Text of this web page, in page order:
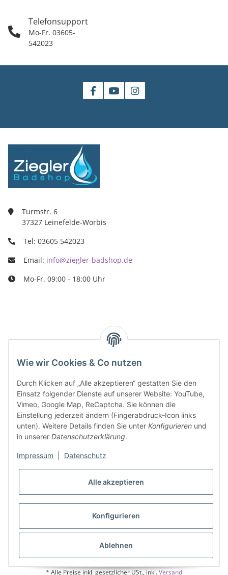
Wie wir Cookies & Co nutzen
Durch Klicken auf „Alle akzeptieren“ gestatten Sie den
Einsatz folgender Dienste auf unserer Website: YouTube,
Vimeo, Google Map, ReCaptcha. Sie können die
Einstellung jederzeit ändern (Fingerabdruck-Icon links
unten). Weitere Details finden Sie unter Konfigurieren und
in unserer Datenschutzerklärung.
Impressum Datenschutz
Alle akzeptieren
Konfigurieren
Ablehnen
Telefonsupport
Mo-Fr. 03605-
542023
Turmstr. 6
37327 Leinefelde-Worbis
Tel: 03605 542023
Email: info@ziegler-badshop.de
Mo-Fr. 09:00 - 18:00 Uhr
Turmstr. 6
03605/542023
info@ziegler-badshop.de
Informationen
Gesetzliche Informationen
* Alle Preise inkl. gesetzlicher USt., inkl.Versand